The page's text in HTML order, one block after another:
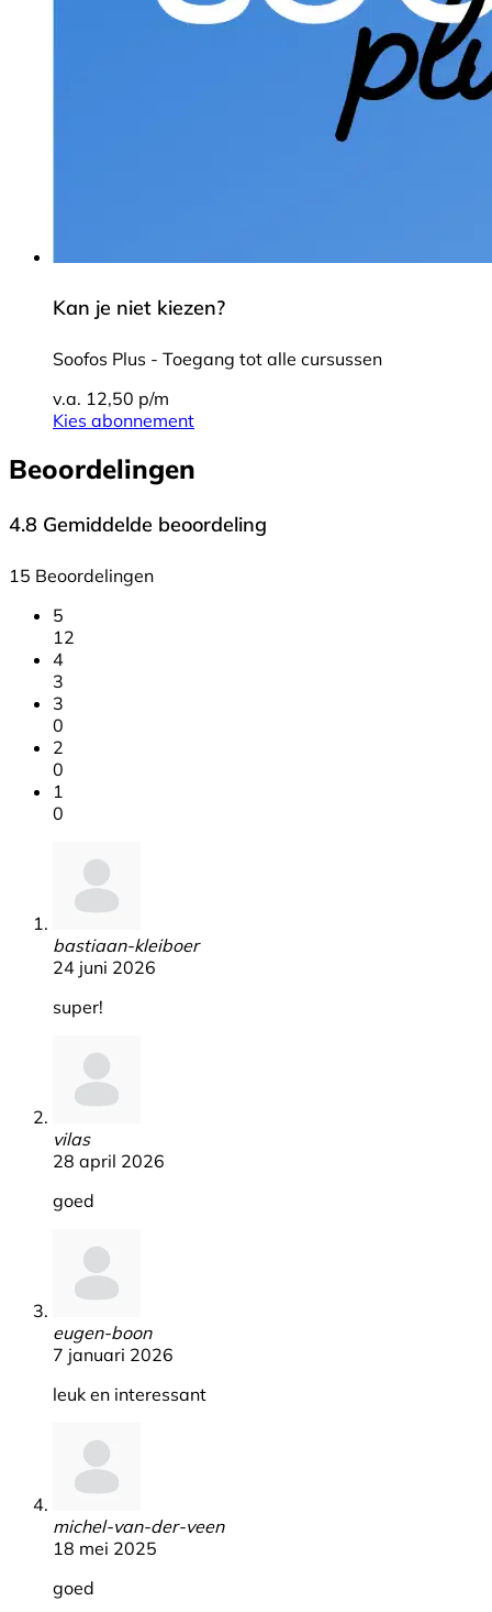
Kan je niet kiezen?
Soofos Plus - Toegang tot alle cursussen
v.a. 12,50 p/m
Kies abonnement
Beoordelingen
4.8 Gemiddelde beoordeling
15 Beoordelingen
5
12
4
3
3
0
2
0
1
0
bastiaan-kleiboer
24 juni 2026
super!
vilas
28 april 2026
goed
eugen-boon
7 januari 2026
leuk en interessant
michel-van-der-veen
18 mei 2025
goed